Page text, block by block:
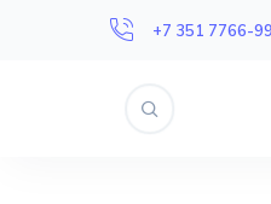
+7 351 7766-